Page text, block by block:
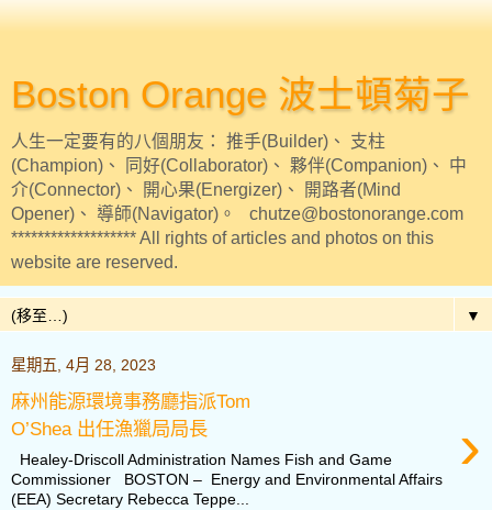
Boston Orange 波士頓菊子
人生一定要有的八個朋友： 推手(Builder)、 支柱
(Champion)、 同好(Collaborator)、 夥伴(Companion)、 中
介(Connector)、 開心果(Energizer)、 開路者(Mind
Opener)、 導師(Navigator)。 chutze@bostonorange.com
******************* All rights of articles and photos on this
website are reserved.
▼
星期五, 4月 28, 2023
麻州能源環境事務廳指派Tom
O’Shea 出任漁獵局局長
›
Healey-Driscoll Administration Names Fish and Game
Commissioner BOSTON – Energy and Environmental Affairs
(EEA) Secretary Rebecca Teppe...